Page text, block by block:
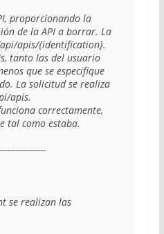
proporcionando la
de la API a borrar. La
tanto las del usuario
que se especifique
La solicitud se realiza
correctamente,
tal como estaba.
se realizan las